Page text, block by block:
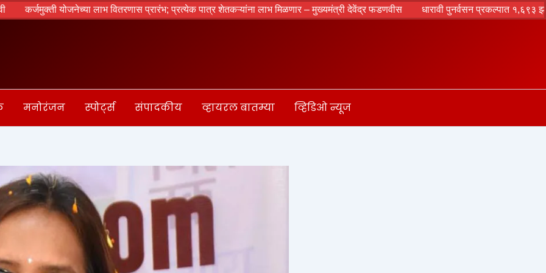
लाभ वितरणास प्रारंभ; प्रत्येक पात्र शेतकऱ्यांना लाभ मिळणार – मुख्यमंत्री देवेंद्र फडणवीस धारावी पुनर्वसन प्रकल्पात १,६९३ झाडांवर गंडांतर?
मनोरंजन स्पोर्ट्स संपादकीय व्हायरल बातम्या व्हिडिओ न्यूज